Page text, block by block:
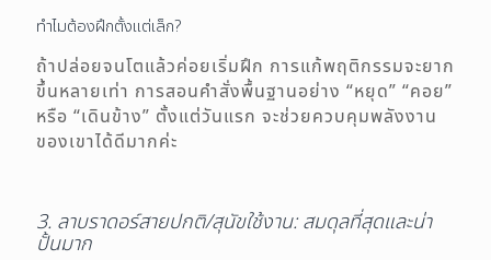
ทำไมต้องฝึกตั้งแต่เล็ก?
ถ้าปล่อยจนโตแล้วค่อยเริ่มฝึก การแก้พฤติกรรมจะยาก
ขึ้นหลายเท่า การสอนคำสั่งพื้นฐานอย่าง “หยุด” “คอย”
หรือ “เดินข้าง” ตั้งแต่วันแรก จะช่วยควบคุมพลังงาน
ของเขาได้ดีมากค่ะ
3. ลาบราดอร์สายปกติ/สุนัขใช้งาน: สมดุลที่สุดและน่า
ปั้นมาก